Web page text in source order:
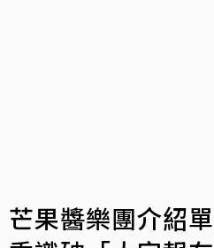
芒果醬樂團介紹